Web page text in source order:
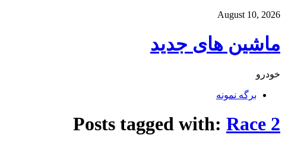
August 10, 2026
ماشین های جدید
خودرو
برگه نمونه
Posts tagged with: Race 2